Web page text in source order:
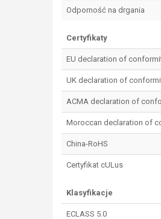
Odporność na drgania
Certyfikaty
EU declaration of
UK declaration of
ACMA declaration of
Moroccan declaration of
China-RoHS
Certyfikat cULus
Klasyfikacje
ECLASS 5.0